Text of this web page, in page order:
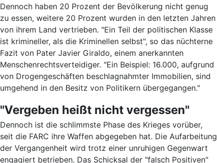
Dennoch haben 20 Prozent der Bevölkerung nicht genug
zu essen, weitere 20 Prozent wurden in den letzten Jahren
von ihrem Land vertrieben. "Ein Teil der politischen Klasse
ist krimineller, als die Kriminellen selbst", so das nüchterne
Fazit von Pater Javier Giraldo, einem anerkannten
Menschenrechtsverteidiger. "Ein Beispiel: 16.000, aufgrund
von Drogengeschäften beschlagnahmter Immobilien, sind
umgehend in den Besitz von Politikern übergegangen."
"Vergeben heißt nicht vergessen"
Dennoch ist die schlimmste Phase des Krieges vorüber,
seit die FARC ihre Waffen abgegeben hat. Die Aufarbeitung
der Vergangenheit wird trotz einer unruhigen Gegenwart
engagiert betrieben. Das Schicksal der "falsch Positiven"